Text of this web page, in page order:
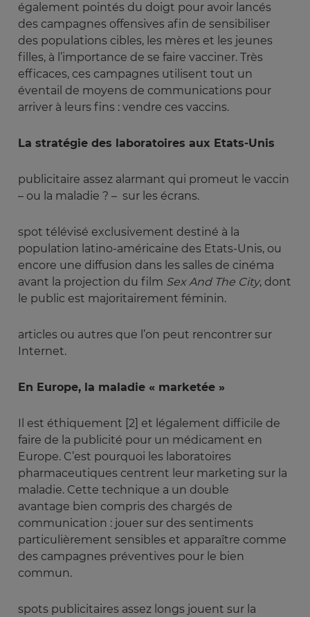
également pointés du doigt pour avoir lancés
des campagnes offensives afin de sensibiliser
des populations cibles, les mères et les jeunes
filles, à l’importance de se faire vacciner. Très
efficaces, ces campagnes utilisent tout un
éventail de moyens de communications pour
arriver à leurs fins : vendre ces vaccins.
La stratégie des laboratoires aux Etats-Unis
publicitaire assez alarmant qui promeut le vaccin
– ou la maladie ? – sur les écrans.
spot télévisé exclusivement destiné à la
population latino-américaine des Etats-Unis, ou
encore une diffusion dans les salles de cinéma
avant la projection du film Sex And The City, dont
le public est majoritairement féminin.
articles ou autres que l’on peut rencontrer sur
Internet.
En Europe, la maladie « marketée »
Il est éthiquement [2] et légalement difficile de
faire de la publicité pour un médicament en
Europe. C’est pourquoi les laboratoires
pharmaceutiques centrent leur marketing sur la
maladie. Cette technique a un double
avantage bien compris des chargés de
communication : jouer sur des sentiments
particulièrement sensibles et apparaître comme
des campagnes préventives pour le bien
commun.
spots publicitaires assez longs jouent sur la